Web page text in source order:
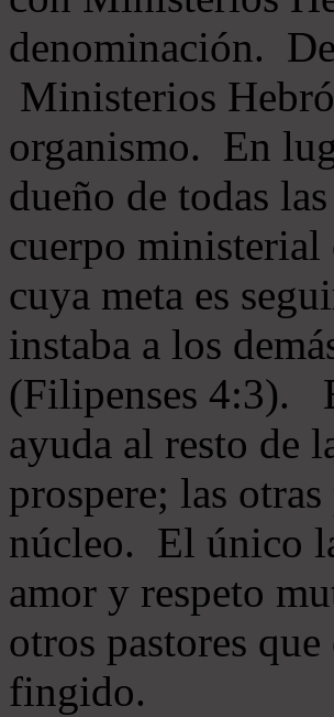
denominación.
Ministerios
organismo. En
dueño de todas
cuerpo ministerial
cuya meta es
instaba a los
(Filipenses 4:3).
ayuda al resto de
prospere; las
núcleo. El único
amor y respeto
otros pastores
fingido.